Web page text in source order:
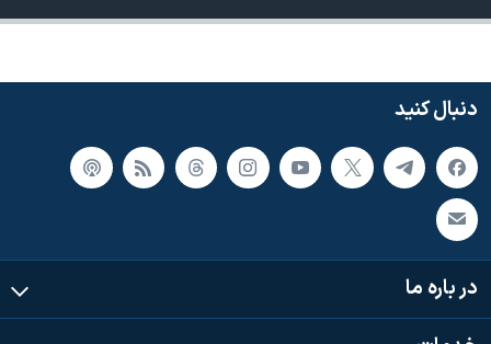
دنبال کنید
در باره ما